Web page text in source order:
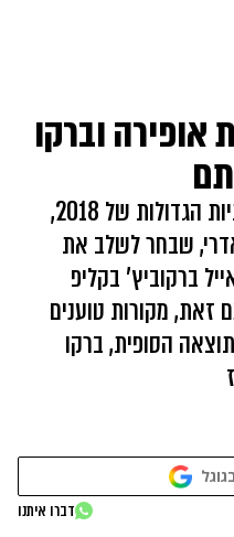
וברקו
בתור אחת מהתופעות התרבותיות הגדולות של 2018,
שבחר לשלב את
ברקוביץ' בקליפ
זאת, מקורות טוענים
הסופית, ברקו
דברו איתנו